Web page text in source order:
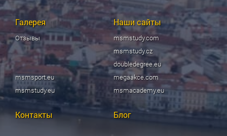
Галерея
Отзывы
Наши сайты
msmstudy.com
msmstudy.cz
doubledegree.eu
msmsport.eu
msmstudy.eu
megaakce.com
msmacademy.eu
Контакты Блог